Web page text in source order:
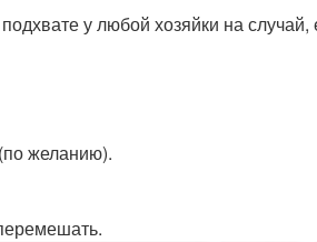
у любой хозяйки на
желанию).